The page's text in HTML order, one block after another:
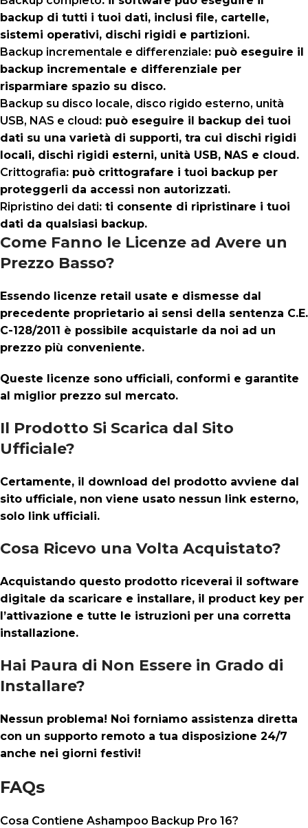
backup di tutti i tuoi dati, inclusi file, cartelle,
sistemi operativi, dischi rigidi e partizioni.
Backup incrementale e differenziale: può eseguire il
backup incrementale e differenziale per
risparmiare spazio su disco.
Backup su disco locale, disco rigido esterno, unità
USB, NAS e cloud: può eseguire il backup dei tuoi
dati su una varietà di supporti, tra cui dischi rigidi
locali, dischi rigidi esterni, unità USB, NAS e cloud.
Crittografia: può crittografare i tuoi backup per
proteggerli da accessi non autorizzati.
Ripristino dei dati: ti consente di ripristinare i tuoi
dati da qualsiasi backup.
Come Fanno le Licenze ad Avere un
Prezzo Basso?
Essendo licenze retail usate e dismesse dal
precedente proprietario ai sensi della sentenza C.E.
C-128/2011 è possibile acquistarle da noi ad un
prezzo più conveniente.
Queste licenze sono ufficiali, conformi e garantite
al miglior prezzo sul mercato.
Il Prodotto Si Scarica dal Sito
Ufficiale?
Certamente, il download del prodotto avviene dal
sito ufficiale, non viene usato nessun link esterno,
solo link ufficiali.
Cosa Ricevo una Volta Acquistato?
Acquistando questo prodotto riceverai il software
digitale da scaricare e installare, il product key per
l’attivazione e tutte le istruzioni per una corretta
installazione.
Hai Paura di Non Essere in Grado di
Installare?
Nessun problema! Noi forniamo assistenza diretta
con un supporto remoto a tua disposizione 24/7
anche nei giorni festivi!
FAQs
Cosa Contiene Ashampoo Backup Pro 16?